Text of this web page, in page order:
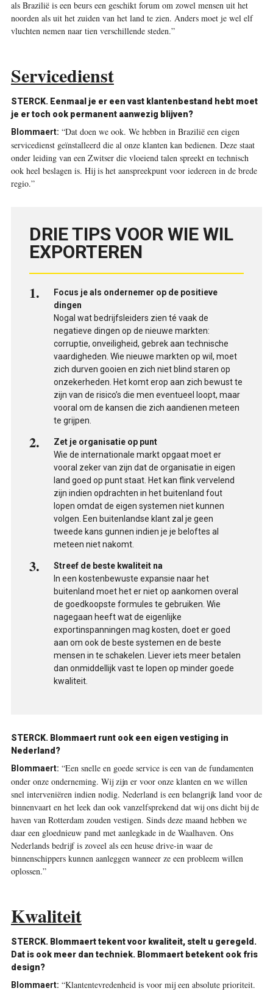
als Brazilië is een beurs een geschikt forum om zowel mensen uit het
noorden als uit het zuiden van het land te zien. Anders moet je wel elf
vluchten nemen naar tien verschillende steden.”
Servicedienst
STERCK. Eenmaal je er een vast klantenbestand hebt moet
je er toch ook permanent aanwezig blijven?
Blommaert: “Dat doen we ook. We hebben in Brazilië een eigen
servicedienst geïnstalleerd die al onze klanten kan bedienen. Deze staat
onder leiding van een Zwitser die vloeiend talen spreekt en technisch
ook heel beslagen is. Hij is het aanspreekpunt voor iedereen in de brede
regio.”
DRIE TIPS VOOR WIE WIL
EXPORTEREN
Focus je als ondernemer op de positieve
dingen
Nogal wat bedrijfsleiders zien té vaak de
negatieve dingen op de nieuwe markten:
corruptie, onveiligheid, gebrek aan technische
vaardigheden. Wie nieuwe markten op wil, moet
zich durven gooien en zich niet blind staren op
onzekerheden. Het komt erop aan zich bewust te
zijn van de risico’s die men eventueel loopt, maar
vooral om de kansen die zich aandienen meteen
te grijpen.
Zet je organisatie op punt
Wie de internationale markt opgaat moet er
vooral zeker van zijn dat de organisatie in eigen
land goed op punt staat. Het kan flink vervelend
zijn indien opdrachten in het buitenland fout
lopen omdat de eigen systemen niet kunnen
volgen. Een buitenlandse klant zal je geen
tweede kans gunnen indien je je beloftes al
meteen niet nakomt.
Streef de beste kwaliteit na
In een kostenbewuste expansie naar het
buitenland moet het er niet op aankomen overal
de goedkoopste formules te gebruiken. Wie
nagegaan heeft wat de eigenlijke
exportinspanningen mag kosten, doet er goed
aan om ook de beste systemen en de beste
mensen in te schakelen. Liever iets meer betalen
dan onmiddellijk vast te lopen op minder goede
kwaliteit.
STERCK. Blommaert runt ook een eigen ­vestiging in
Nederland?
Blommaert: “Een snelle en goede service is een van de fundamenten
onder onze onderneming. Wij zijn er voor onze klanten en we willen
snel interveniëren indien nodig. Nederland is een belangrijk land voor de
binnenvaart en het leek dan ook vanzelfsprekend dat wij ons dicht bij de
haven van Rotterdam zouden vestigen. Sinds deze maand hebben we
daar een gloednieuw pand met aanlegkade in de Waalhaven. Ons
Nederlands bedrijf is zoveel als een heuse drive-in waar de
binnenschippers kunnen aanleggen wanneer ze een probleem willen
oplossen.”
Kwaliteit
STERCK. Blommaert tekent voor kwaliteit, stelt u geregeld.
Dat is ook meer dan techniek. Blommaert betekent ook fris
design?
Blommaert: “Klantentevredenheid is voor mij een absolute prioriteit.